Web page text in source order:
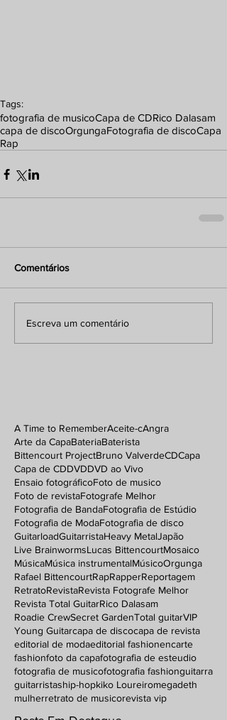
Tags:
fotografia de musicoCapa de CDRico Dalasam
capa de discoOrgungaFotografia de discoCapa
Rap
Comentários
Escreva um comentário
A Time to RememberAceite-cAngra
Arte da CapaBateriaBaterista
Bittencourt ProjectBruno ValverdeCDCapa
Capa de CDDVDDVD ao Vivo
Ensaio fotográficoFoto de musico
Foto de revistaFotografe Melhor
Fotografia de BandaFotografia de Estúdio
Fotografia de ModaFotografia de disco
GuitarloadGuitarristaHeavy MetalJapão
Live BrainwormsLucas BittencourtMosaico
MúsicaMúsica instrumentalMúsicoOrgunga
Rafael BittencourtRapRapperReportagem
RetratoRevistaRevista Fotografe Melhor
Revista Total GuitarRico Dalasam
Roadie CrewSecret GardenTotal guitarVIP
Young Guitarcapa de discocapa de revista
editorial de modaeditorial fashionencarte
fashionfoto da capafotografia de esteudio
fotografia de musicofotografia fashionguitarra
guitarristaship-hopkiko Loureiromegadeth
mulherretrato de musicorevista vip